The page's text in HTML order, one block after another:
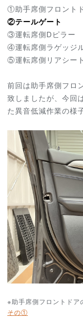
①助手席側フロント
②テールゲート
③運転席側Dピラー
④運転席側ラゲッジ
⑤運転席側リアシー
前回は助手席側フロ
致しましたが、今回
た異音低減作業の様
※助手席側フロントド
その①